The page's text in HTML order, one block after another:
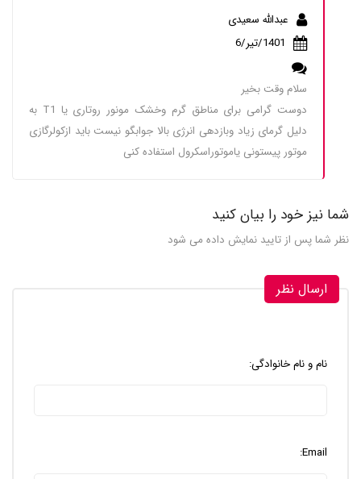
عبدالله سعیدی
1401/تیر/6
سلام وقت بخیر
دوست گرامی برای مناطق گرم وخشک مونور روتاری یا T1 به
دلیل گرمای زیاد وبازدهی انرژی بالا جوابگو نیست باید ازکولرگازی
موتور پیستونی یاموتوراسکرول استفاده کنی
شما نیز خود را بیان کنید
نظر شما پس از تایید نمایش داده می شود
ارسال نظر
نام و نام خانوادگی:
Email: